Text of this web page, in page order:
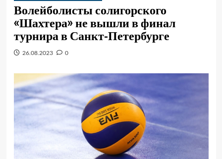
Волейболисты солигорского
«Шахтера» не вышли в финал
турнира в Санкт-Петербурге
26.08.2023 0